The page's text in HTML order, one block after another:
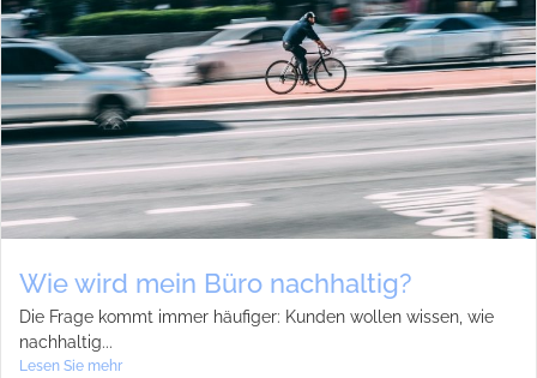
Wie wird mein Büro nach­hal­tig?
Die Frage kommt immer häu­fi­ger: Kun­den wol­len wis­sen, wie
nach­hal­tig...
Lesen Sie mehr